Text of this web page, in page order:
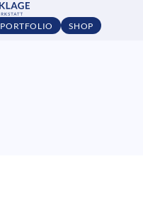
PORTFOLIO SHOP